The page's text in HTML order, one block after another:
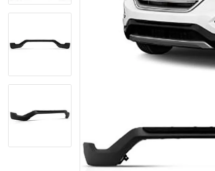
opala
uno
celta
assoalho